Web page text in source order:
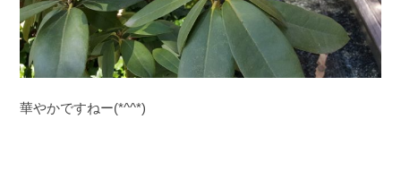
華やかですねー(*^^*)